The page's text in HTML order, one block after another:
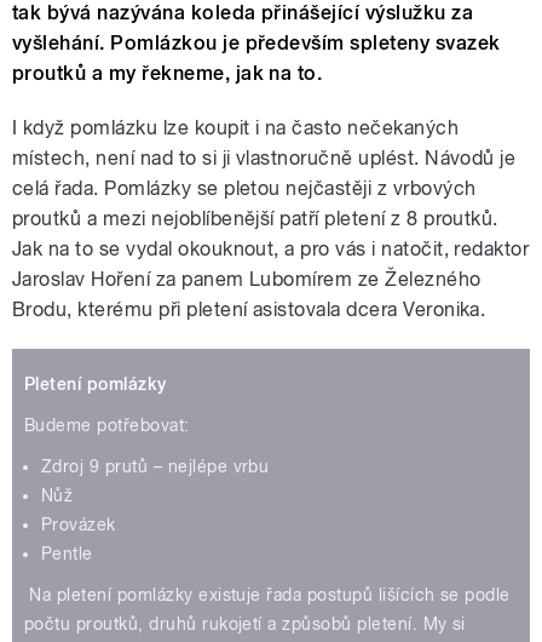
tak bývá nazývána koleda přinášející výslužku za
vyšlehání. Pomlázkou je především spleteny svazek
proutků a my řekneme, jak na to.
I když pomlázku lze koupit i na často nečekaných
místech, není nad to si ji vlastnoručně uplést. Návodů je
celá řada. Pomlázky se pletou nejčastěji z vrbových
proutků a mezi nejoblíbenější patří pletení z 8 proutků.
Jak na to se vydal okouknout, a pro vás i natočit, redaktor
Jaroslav Hoření za panem Lubomírem ze Železného
Brodu, kterému při pletení asistovala dcera Veronika.
Pletení pomlázky
Budeme potřebovat:
Zdroj 9 prutů – nejlépe vrbu
Nůž
Provázek
Pentle
Na pletení pomlázky existuje řada postupů lišících se podle
počtu proutků, druhů rukojetí a způsobů pletení. My si